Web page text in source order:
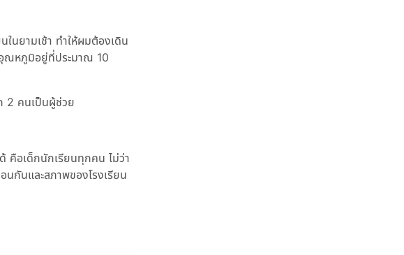
นยามเช้า ทำให้ผมต้องเดิน
อุณหภูมิอยู่ที่ประมาณ 10
2 คนเป็นผู้ช่วย
คือเด็กนักเรียนทุกคน ไม่ว่า
กันและสภาพของโรงเรียน